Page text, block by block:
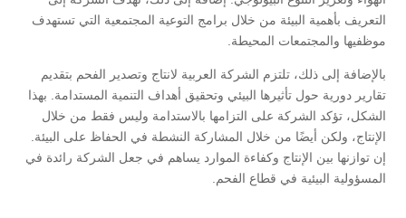
التعريف بأهمية البيئة من خلال برامج التوعية المجتمعية التي تستهدف
موظفيها والمجتمعات المحيطة.
بالإضافة إلى ذلك، تلتزم الشركة العربية لانتاج وتصدير الفحم بتقديم
تقارير دورية حول تأثيرها البيئي وتحقيق أهداف التنمية المستدامة. بهذا
الشكل، تؤكد الشركة على التزامها بالاستدامة وليس فقط من خلال
الإنتاج، ولكن أيضًا من خلال المشاركة النشطة في الحفاظ على البيئة.
إن توازنها بين الإنتاج وكفاءة الموارد يساهم في جعل الشركة رائدة في
المسؤولية البيئية في قطاع الفحم.